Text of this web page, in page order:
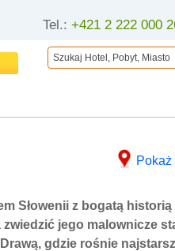
Tel.: +421 2 222 000
Słowenii z bogatą historią
jego malownicze
gdzie rośnie